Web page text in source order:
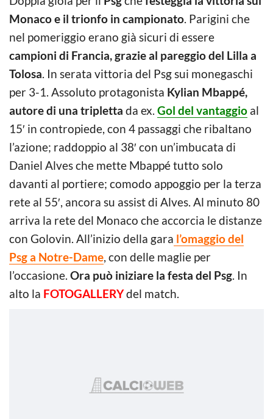
Monaco e il trionfo in campionato. Parigini che
nel pomeriggio erano già sicuri di essere
campioni di Francia, grazie al pareggio del Lilla a
Tolosa. In serata vittoria del Psg sui monegaschi
per 3-1. Assoluto protagonista Kylian Mbappé,
autore di una tripletta da ex. Gol del vantaggio al
15′ in contropiede, con 4 passaggi che ribaltano
l’azione; raddoppio al 38′ con un’imbucata di
Daniel Alves che mette Mbappé tutto solo
davanti al portiere; comodo appoggio per la terza
rete al 55′, ancora su assist di Alves. Al minuto 80
arriva la rete del Monaco che accorcia le distanze
con Golovin. All’inizio della gara l’omaggio del
Psg a Notre-Dame, con delle maglie per
l’occasione. Ora può iniziare la festa del Psg. In
alto la FOTOGALLERYdel match.